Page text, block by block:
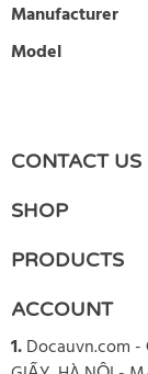
Manufacturer
Model
There are
review
CONTACT US
SHOP
PRODUCTS
ACCOUNT
1.Docauvn.com -